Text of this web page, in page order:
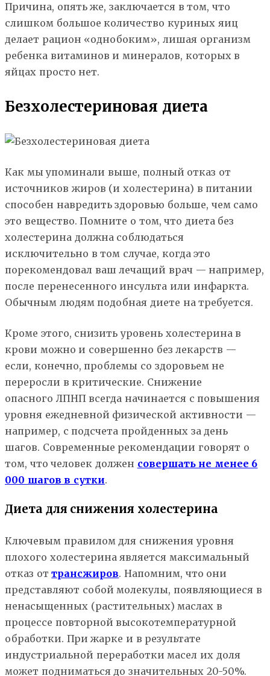
Причина, опять же, заключается в том, что
слишком большое количество куриных яиц
делает рацион «однобоким», лишая организм
ребенка витаминов и минералов, которых в
яйцах просто нет.
Безхолестериновая диета
Как мы упоминали выше, полный отказ от
источников жиров (и холестерина) в питании
способен навредить здоровью больше, чем само
это вещество. Помните о том, что диета без
холестерина должна соблюдаться
исключительно в том случае, когда это
порекомендовал ваш лечащий врач — например,
после перенесенного инсульта или инфаркта.
Обычным людям подобная диете на требуется.
Кроме этого, снизить уровень холестерина в
крови можно и совершенно без лекарств —
если, конечно, проблемы со здоровьем не
переросли в критические. Снижение
опасного ЛПНП всегда начинается с повышения
уровня ежедневной физической активности —
например, с подсчета пройденных за день
шагов. Современные рекомендации говорят о
том, что человек должен совершать не менее 6
000 шагов в сутки.
Диета для снижения холестерина
Ключевым правилом для снижения уровня
плохого холестерина является максимальный
отказ оттрансжиров. Напомним, что они
представляют собой молекулы, появляющиеся в
ненасыщенных (растительных) маслах в
процессе повторной высокотемпературной
обработки. При жарке и в результате
индустриальной переработки масел их доля
может подниматься до значительных 20-50%.